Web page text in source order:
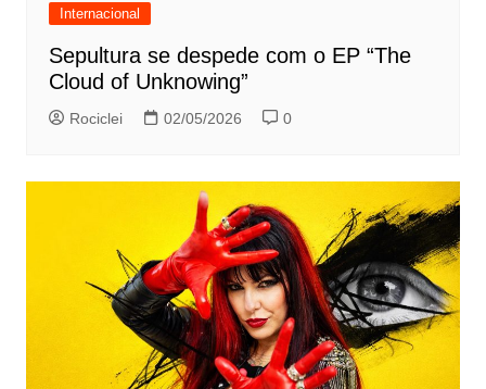
Internacional
Sepultura se despede com o EP “The
Cloud of Unknowing”
Rociclei 02/05/2026 0